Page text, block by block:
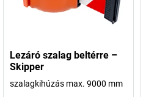
Lezáró szalag beltérre –
Skipper
szalagkihúzás max. 9000 mm